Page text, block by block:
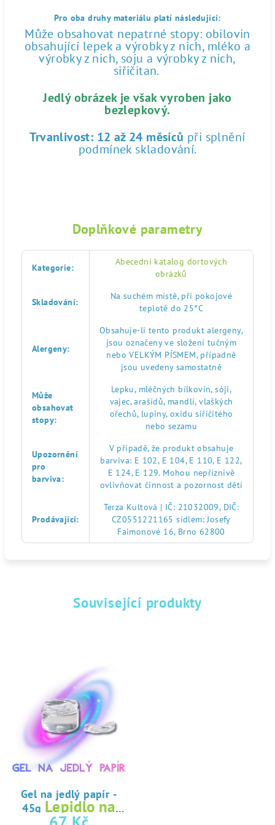
Pro oba druhy materiálu platí následující:
Může obsahovat nepatrné stopy: obilovin
obsahující lepek a výrobky z nich, mléko a
výrobky z nich, soju a výrobky z nich,
siřičitan.
Jedlý obrázek je však vyroben jako
bezlepkový.
Trvanlivost: 12 až 24 měsíců při splnění
podmínek skladování.
Doplňkové parametry
Kategorie:
Abecední katalog dortových
obrázků
Skladování:
Na suchém místě, při pokojové
teplotě do 25°C
Alergeny:
Obsahuje-li tento produkt alergeny,
jsou označeny ve složení tučným
nebo VELKÝM PÍSMEM, případně
jsou uvedeny samostatně
Může
obsahovat
stopy:
Lepku, mléčných bílkovin, sóji,
vajec, arašídů, mandlí, vlaškých
ořechů, lupiny, oxidu siřičitého
nebo sezamu
Upozornění
pro
barviva:
V případě, že produkt obsahuje
barviva: E 102, E 104, E 110, E 122,
E 124, E 129. Mohou nepříznivě
ovlivňovat činnost a pozornost dětí
Prodávající:
Terza Kultová | IČ: 21032009, DIČ:
CZ0551221165 sídlem: Josefy
Faimonové 16, Brno 62800
Související produkty
Gel na jedlý papír -
45g Lepidlo na
jedlý papír